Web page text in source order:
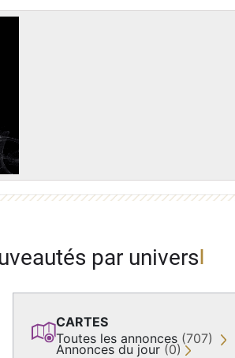
par univers
CARTES
Toutes les annonces (707)
Annonces du jour (0)